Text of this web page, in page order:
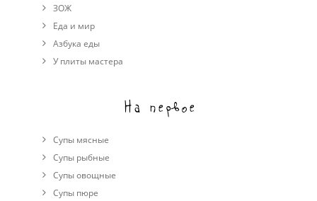
ЗОЖ
Еда и мир
Азбука еды
У плиты мастера
На первое
Супы мясные
Супы рыбные
Супы овощные
Cупы пюре